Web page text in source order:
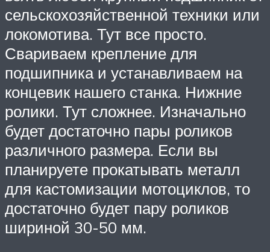
сельскохозяйственной техники или
локомотива. Тут все просто.
Свариваем крепление для
подшипника и устанавливаем на
концевик нашего станка. Нижние
ролики. Тут сложнее. Изначально
будет достаточно пары роликов
различного размера. Если вы
планируете прокатывать металл
для кастомизации мотоциклов, то
достаточно будет пару роликов
шириной 30-50 мм.